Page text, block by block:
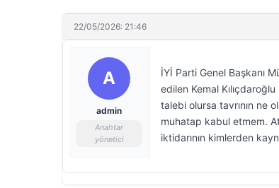
22/05/2026: 21:46
A
admin
Anahtar
yönetici
İYİ Parti Genel Başkanı
edilen Kemal
talebi olursa tavrının ne
muhatap kabul etmem.
iktidarının kimlerden